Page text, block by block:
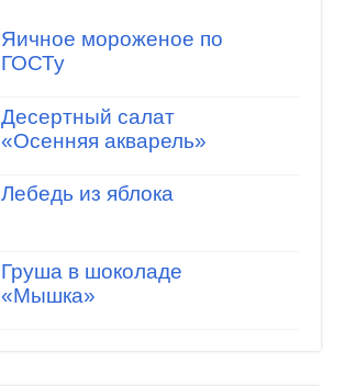
Яичное мороженое по
ГОСТу
Десертный салат
«Осенняя акварель»
Лебедь из яблока
Груша в шоколаде
«Мышка»